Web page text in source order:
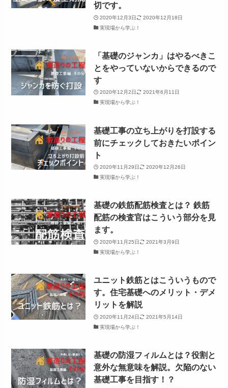
切です。
2020年12月3日
2020年12月18日
実現場から学ぶ！
「基礎のジャンカ」はやるべきこ
とをやっていないからできるので
す
2020年12月2日
2021年6月11日
実現場から学ぶ！
基礎工事の立ち上がりを打設する
前にチェックしておきたいポイン
ト
2020年11月29日
2020年12月26日
実現場から学ぶ！
基礎の鉄筋配筋検査とは？ 鉄筋
配筋の検査官はこういう部分を見
ます。
2020年11月25日
2021年3月9日
実現場から学ぶ！
ユニット鉄筋とはこういうもので
す。住宅基礎へのメリット・デメ
リットを解説
2020年11月24日
2021年5月14日
実現場から学ぶ！
基礎の防湿フィルムとは？役割と
意外な無意味を解説。欠陥のない
基礎工事を目指す！？